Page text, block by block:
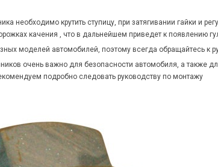
необходимо крутить ступицу, при затягивании гайки и
качения , что в дальнейшем приведет к появлению
моделей автомобилей, поэтому всегда обращайтесь к
очень важно для безопасности автомобиля, а также
подробно следовать руководству по монтажу